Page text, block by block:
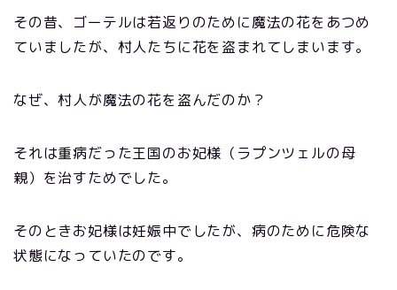
その昔、ゴーテルは若返りのために魔法の花をあつめ
ていましたが、村人たちに花を盗まれてしまいます。
なぜ、村人が魔法の花を盗んだのか？
それは重病だった王国のお妃様（ラプンツェルの母
親）を治すためでした。
そのときお妃様は妊娠中でしたが、病のために危険な
状態になっていたのです。